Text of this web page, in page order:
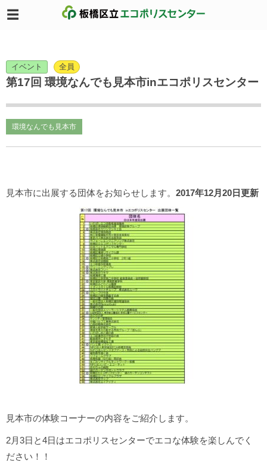
イベント 全員
第17回 環境なんでも見本市inエコポリスセンター
環境なんでも見本市
見本市に出展する団体をお知らせします。 2017年12月20日更新
見本市の体験コーナーの内容をご紹介します。
2月3日と4日はエコポリスセンターでエコな体験を楽しんでく
ださい！！